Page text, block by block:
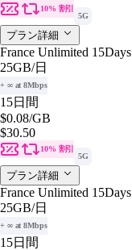
10% 割引
5G
プラン詳細
France Unlimited 15Days
25GB/日
+ ∞ at 8Mbps
15日間
$0.08/GB
$30.50
10% 割引
5G
プラン詳細
France Unlimited 15Days
25GB/日
+ ∞ at 8Mbps
15日間